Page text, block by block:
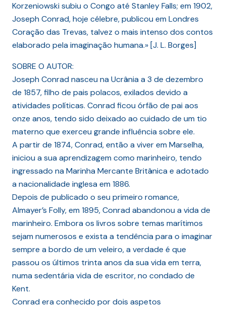
Korzeniowski subiu o Congo até Stanley Falls; em 1902,
Joseph Conrad, hoje célebre, publicou em Londres
Coração das Trevas, talvez o mais intenso dos contos
elaborado pela imaginação humana.» [J. L. Borges]
SOBRE O AUTOR:
Joseph Conrad nasceu na Ucrânia a 3 de dezembro
de 1857, filho de pais polacos, exilados devido a
atividades políticas. Conrad ficou órfão de pai aos
onze anos, tendo sido deixado ao cuidado de um tio
materno que exerceu grande influência sobre ele.
A partir de 1874, Conrad, então a viver em Marselha,
iniciou a sua aprendizagem como marinheiro, tendo
ingressado na Marinha Mercante Britânica e adotado
a nacionalidade inglesa em 1886.
Depois de publicado o seu primeiro romance,
Almayer’s Folly, em 1895, Conrad abandonou a vida de
marinheiro. Embora os livros sobre temas marítimos
sejam numerosos e exista a tendência para o imaginar
sempre a bordo de um veleiro, a verdade é que
passou os últimos trinta anos da sua vida em terra,
numa sedentária vida de escritor, no condado de
Kent.
Conrad era conhecido por dois aspetos